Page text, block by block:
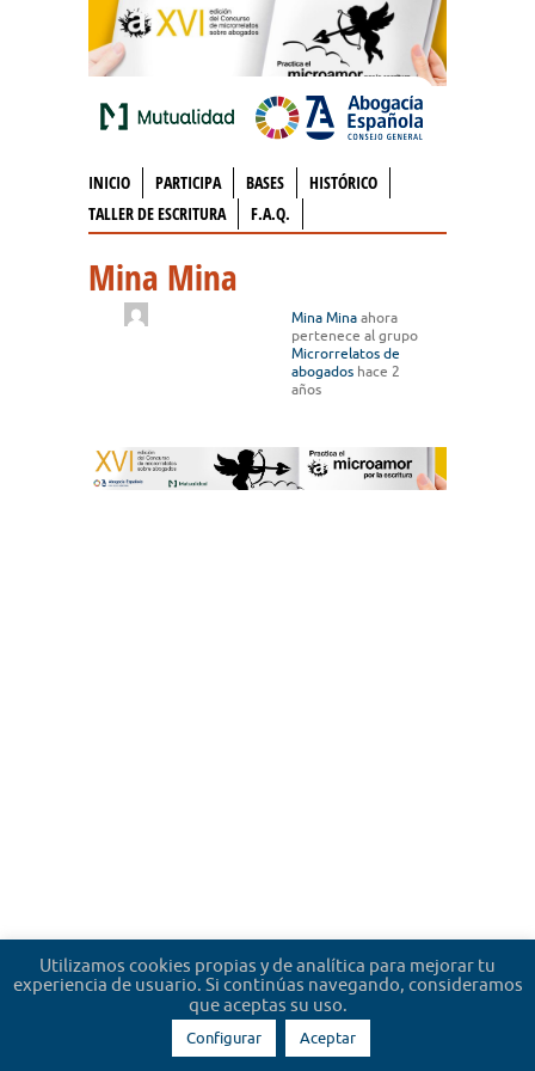
INICIO PARTICIPA BASES
HISTÓRICO
TALLER DE ESCRITURA
F.A.Q.
Mina Mina
Mina Mina ahora
pertenece al grupo
Microrrelatos de
abogados hace 2
años
Utilizamos cookies propias y de analítica para mejorar tu
experiencia de usuario. Si continúas navegando, consideramos
que aceptas su uso.
Configurar Aceptar